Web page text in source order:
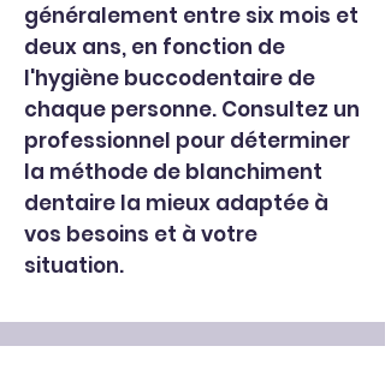
généralement entre six mois et
deux ans, en fonction de
l'hygiène buccodentaire de
chaque personne. Consultez un
professionnel pour déterminer
la méthode de blanchiment
dentaire la mieux adaptée à
vos besoins et à votre
situation.